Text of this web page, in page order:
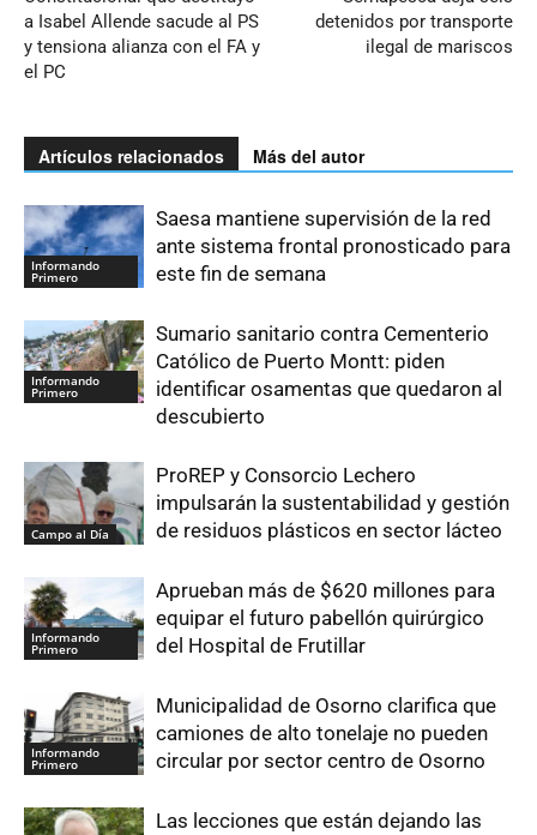
a Isabel Allende sacude al PS
y tensiona alianza con el FA y
el PC
detenidos por transporte
ilegal de mariscos
Artículos relacionados Más del autor
Informando
Primero
Saesa mantiene supervisión de la red
ante sistema frontal pronosticado para
este fin de semana
Informando
Primero
Sumario sanitario contra Cementerio
Católico de Puerto Montt: piden
identificar osamentas que quedaron al
descubierto
Campo al Día
ProREP y Consorcio Lechero
impulsarán la sustentabilidad y gestión
de residuos plásticos en sector lácteo
Informando
Primero
Aprueban más de $620 millones para
equipar el futuro pabellón quirúrgico
del Hospital de Frutillar
Informando
Primero
Municipalidad de Osorno clarifica que
camiones de alto tonelaje no pueden
circular por sector centro de Osorno
Las lecciones que están dejando las